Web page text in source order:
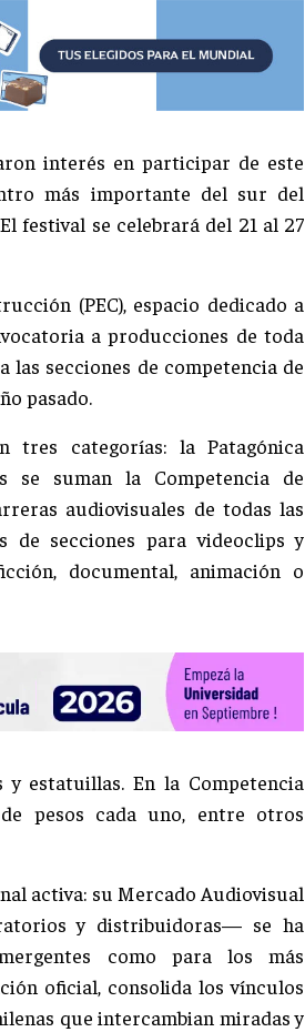
interés en participar de este
más importante del sur del
festival se celebrará del 21 al 27
(PEC), espacio dedicado a
a producciones de toda
las secciones de competencia de
pasado.
tres categorías: la Patagónica
se suman la Competencia de
audiovisuales de todas las
secciones para videoclips y
documental, animación o
estatuillas. En la Competencia
pesos cada uno, entre otros
activa: su Mercado Audiovisual
y distribuidoras— se ha
como para los más
oficial, consolida los vínculos
que intercambian miradas y